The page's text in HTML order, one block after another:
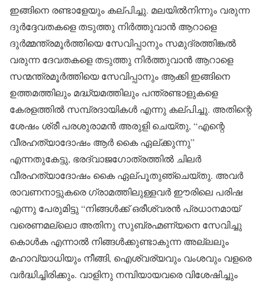
ഇങ്ങിനെ രണ്ടാളേയും കല്പിച്ചു. മലയിൽനിന്നും വരുന്ന
ദുർദ്ദേവതകളെ തടുത്തു നിർത്തുവാൻ ആറാളെ
ദുർമ്മന്ത്രമൂർത്തിയെ സേവിപ്പാനും സമുദ്രത്തിങ്കൽ
വരുന്ന ദേവതകളെ തടുത്തു നിർത്തുവാൻ ആറാളെ
സന്മന്ത്രമൂർത്തിയെ സേവിപ്പാനും ആക്കി ഇങ്ങിനെ
ഉത്തമത്തിലും മദ്ധ്യമത്തിലും പന്ത്രണ്ടാളുകളെ
കേരളത്തിൽ സമ്പ്രദായികൾ എന്നു കല്പിച്ചു. അതിന്റെ
ശേഷം ശ്രീ പരശുരാമൻ അരുളി ചെയ്തു, “എന്റെ
വീരഹത്യാദോഷം ആർ കൈ ഏല്ക്കുന്നു”
എന്നതുകേട്ടു, ഭരദ്വാജഗോത്രത്തിൽ ചിലർ
വീരഹത്യാദോഷം കൈ ഏല്പൂതുഞ്ചെയ്തു. അവർ
രാവണനാട്ടുകരെ ഗ്രാമത്തിലുള്ളവർ ഈരിലെ പരിഷ
എന്നു പേരുമിട്ടു “നിങ്ങൾക്ക് ഒരീശ്വരൻ പ്രധാനമായ്
വരെണമല്ലൊ അതിനു സുബ്രഹ്മണ്യനെ സേവിച്ചു
കൊൾക എന്നാൽ നിങ്ങൾക്കുണ്ടാകുന്ന അല്ലലും
മഹാവ്യാധിയും നീങ്ങി, ഐശ്വര്യവും വംശവും വളരെ
വർദ്ധിച്ചിരിക്കും. വാളിനു നമ്പിയായവരെ വിശേഷിച്ചും